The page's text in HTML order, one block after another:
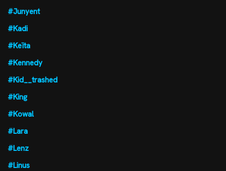
#Junyent
#Kadi
#Keïta
#Kennedy
#Kid__trashed
#King
#Kowal
#Lara
#Lenz
#Linus